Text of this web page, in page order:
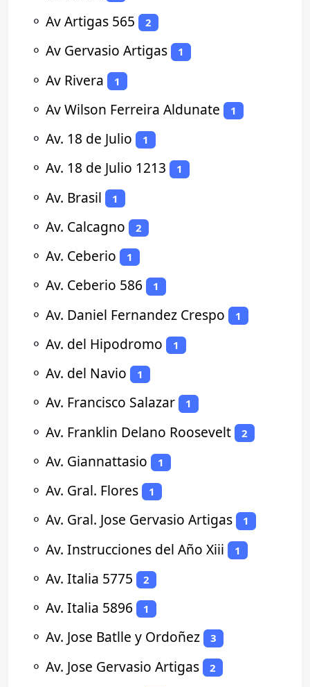
⚬ Av Artigas 565 2
⚬ Av Gervasio Artigas 1
⚬ Av Rivera 1
⚬ Av Wilson Ferreira Aldunate 1
⚬ Av. 18 de Julio 1
⚬ Av. 18 de Julio 1213 1
⚬ Av. Brasil 1
⚬ Av. Calcagno 2
⚬ Av. Ceberio 1
⚬ Av. Ceberio 586 1
⚬ Av. Daniel Fernandez Crespo 1
⚬ Av. del Hipodromo 1
⚬ Av. del Navio 1
⚬ Av. Francisco Salazar 1
⚬ Av. Franklin Delano Roosevelt 2
⚬ Av. Giannattasio 1
⚬ Av. Gral. Flores 1
⚬ Av. Gral. Jose Gervasio Artigas 1
⚬ Av. Instrucciones del Año Xiii 1
⚬ Av. Italia 5775 2
⚬ Av. Italia 5896 1
⚬ Av. Jose Batlle y Ordoñez 3
⚬ Av. Jose Gervasio Artigas 2